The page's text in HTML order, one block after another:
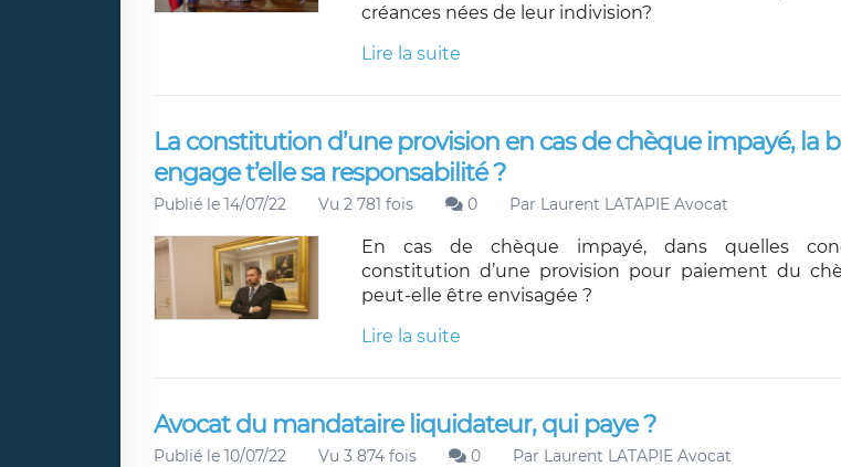
créances nées de leur indivision?
Lire la suite
La constitution d’une provision en cas de chèque impayé, la
engage t’elle sa responsabilité ?
Publié le 14/07/22 Vu 2 781 fois 0 Par Laurent LATAPIE Avocat
En cas de chèque impayé, dans quelles
constitution d’une provision pour paiement du
peut-elle être envisagée ?
Lire la suite
Avocat du mandataire liquidateur, qui paye ?
Publié le 10/07/22 Vu 3 874 fois 0 Par Laurent LATAPIE Avocat